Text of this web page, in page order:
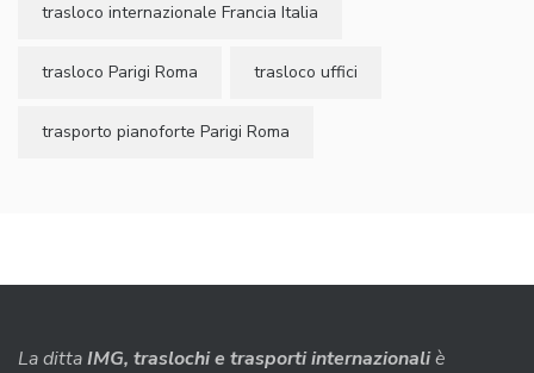
trasloco internazionale Francia Italia
trasloco Parigi Roma trasloco uffici
trasporto pianoforte Parigi Roma
La dittaIMG, traslochi e trasporti internazionaliè